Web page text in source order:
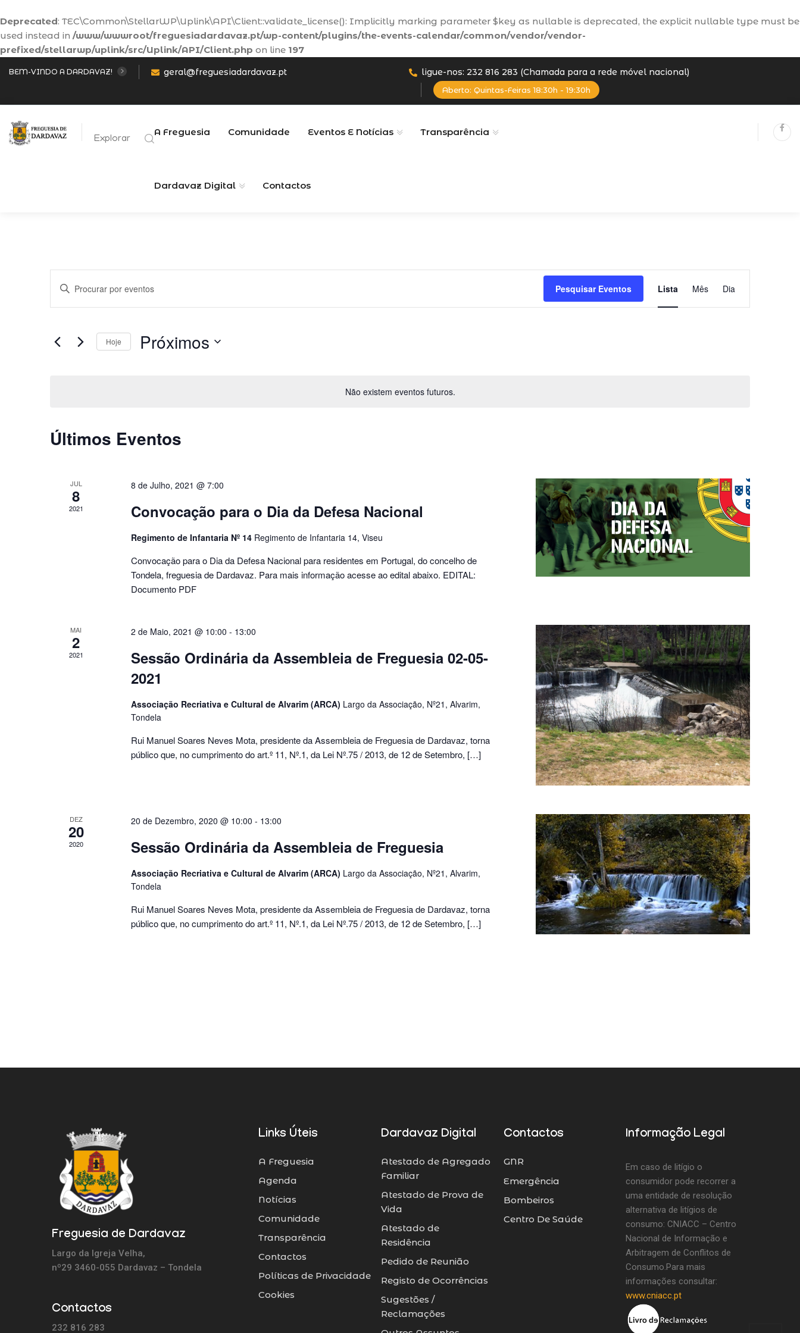
Deprecated: TEC\Common\StellarWP\Uplink\API\Client::validate_license(): Implicitly marking parameter $key as nullable is deprecated, the explicit nullable type must be
used instead in /www/wwwroot/freguesiadardavaz.pt/wp-content/plugins/the-events-calendar/common/vendor/vendor-
prefixed/stellarwp/uplink/src/Uplink/API/Client.php on line 197
BEM-VINDO A DARDAVAZ! geral@freguesiadardavaz.pt ligue-nos: 232 816 283 (Chamada para a rede móvel nacional)
Aberto: Quintas-Feiras 18:30h - 19:30h
Explorar
A Freguesia Comunidade Eventos E Notícias Transparência
Dardavaz Digital Contactos
Não existem eventos futuros.
Navegação
de
pesquisa
Eventos
Digite
Procure
Pesquisar Eventos
de
Lista Mês Dia
Hoje Próximos
Últimos Eventos
JUL
8
2021
8 de Julho, 2021 @ 7:00
Convocação para o Dia da Defesa Nacional
Regimento de Infantaria Nº 14 Regimento de Infantaria 14, Viseu
Convocação para o Dia da Defesa Nacional para residentes em Portugal, do concelho de
Tondela, freguesia de Dardavaz. Para mais informação acesse ao edital abaixo. EDITAL:
Documento PDF
MAI
2
2021
2 de Maio, 2021 @ 10:00 - 13:00
Sessão Ordinária da Assembleia de Freguesia 02-05-
2021
Associação Recriativa e Cultural de Alvarim (ARCA) Largo da Associação, Nº21, Alvarim,
Tondela
Rui Manuel Soares Neves Mota, presidente da Assembleia de Freguesia de Dardavaz, torna
público que, no cumprimento do art.º 11, Nº.1, da Lei Nº.75 / 2013, de 12 de Setembro, […]
DEZ
20
2020
20 de Dezembro, 2020 @ 10:00 - 13:00
Sessão Ordinária da Assembleia de Freguesia
Associação Recriativa e Cultural de Alvarim (ARCA) Largo da Associação, Nº21, Alvarim,
Tondela
Rui Manuel Soares Neves Mota, presidente da Assembleia de Freguesia de Dardavaz, torna
público que, no cumprimento do art.º 11, Nº.1, da Lei Nº.75 / 2013, de 12 de Setembro, […]
Freguesia de Dardavaz
Largo da Igreja Velha,
nº29 3460-055 Dardavaz – Tondela
Contactos
232 816 283
Links Úteis
A Freguesia
Agenda
Notícias
Comunidade
Transparência
Contactos
Políticas de Privacidade
Cookies
Dardavaz Digital
Atestado de Agregado
Familiar
Atestado de Prova de
Vida
Atestado de
Residência
Pedido de Reunião
Registo de Ocorrências
Sugestões /
Reclamações
Contactos
GNR
Emergência
Bombeiros
Centro De Saúde
Informação Legal
Em caso de litígio o
consumidor pode recorrer a
uma entidade de resolução
alternativa de litígios de
consumo: CNIACC – Centro
Nacional de Informação e
Arbitragem de Conflitos de
Consumo.Para mais
informações consultar:
www.cniacc.pt